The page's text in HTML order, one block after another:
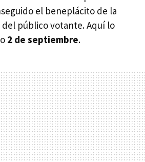
el beneplácito de la
público votante. Aquí lo
2 de septiembre.